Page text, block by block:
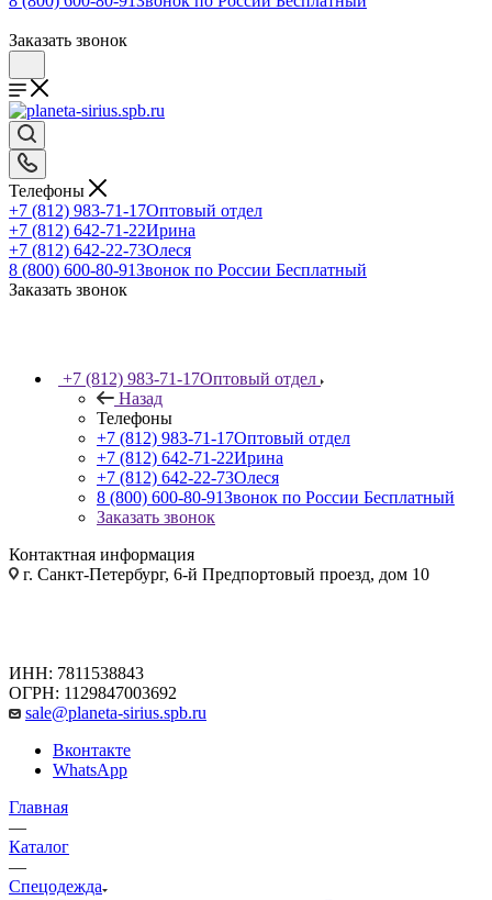
Заказать звонок
Телефоны
+7 (812) 983-71-17Оптовый отдел
+7 (812) 642-71-22Ирина
+7 (812) 642-22-73Олеся
8 (800) 600-80-91Звонок по России Бесплатный
Заказать звонок
+7 (812) 983-71-17Оптовый отдел
Назад
Телефоны
+7 (812) 983-71-17Оптовый отдел
+7 (812) 642-71-22Ирина
+7 (812) 642-22-73Олеся
8 (800) 600-80-91Звонок по России Бесплатный
Заказать звонок
Контактная информация
г. Санкт-Петербург, 6-й Предпортовый проезд, дом 10
ИНН: 7811538843
ОГРН: 1129847003692
sale@planeta-sirius.spb.ru
Вконтакте
WhatsApp
Главная
—
Каталог
—
Спецодежда